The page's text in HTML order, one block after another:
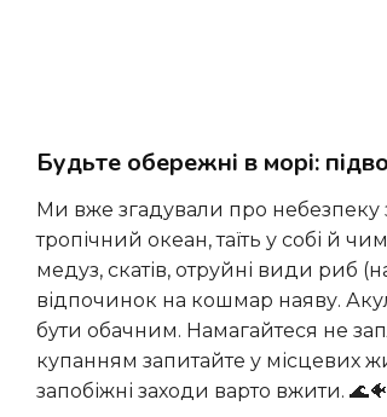
Будьте обережні в морі:
Ми вже згадували про
тропічний океан, таїть у собі й
медуз, скатів, отруйні види риб
відпочинок на кошмар наяву.
бути обачним. Намагайтеся не
купанням запитайте у місцевих
запобіжні заходи варто вжити. 🌊🐠